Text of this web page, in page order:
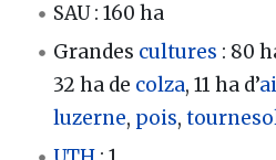
SAU : 160 ha
Grandes cultures : 80
32 ha de colza, 11 ha d’
luzerne, pois,